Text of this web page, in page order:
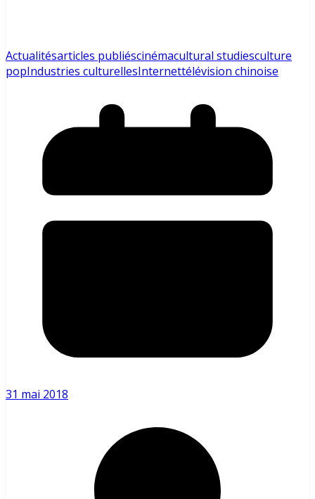
Actualitésarticles publiéscinémacultural studiesculture
popIndustries culturellesInternettélévision chinoise
31 mai 2018